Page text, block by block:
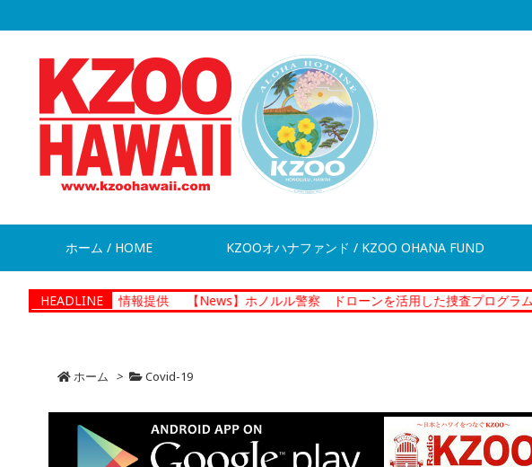
ホーム / HOME KZOOオハナファンド / KZOO OHANA FUND
HEADLINE
脱走 情報提供 【News】ホノルル警察 ドローンを活用した捜査プログラムの運用を開始
ホーム > Covid-19